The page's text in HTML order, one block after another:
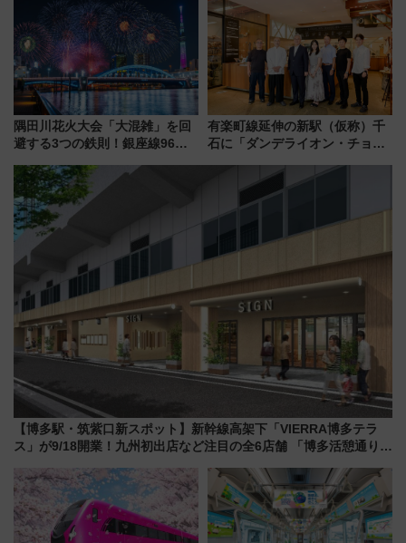
で水素利活用が加速 会」は8月11日開催！
隅田川花火大会「大混雑」を回
避する3つの鉄則！銀座線96本
ツリー駅の規制まとめ 7/25開催
（2026年）
有楽町線延伸の新駅（仮称）千
石に「ダンデライオン・チョコ
1億円出資で挑む新時代のまちづ
くりとは？
【博多駅・筑紫口新スポット】新幹線高架下「VIERRA博多テラ
ス」が9/18開業！九州初出店など注目の全6店舗 「博多活憩通り」